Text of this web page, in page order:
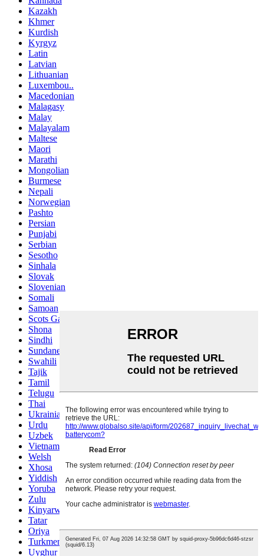
Kazakh
Khmer
Kurdish
Kyrgyz
Latin
Latvian
Lithuanian
Luxembou..
Macedonian
Malagasy
Malay
Malayalam
Maltese
Maori
Marathi
Mongolian
Burmese
Nepali
Norwegian
Pashto
Persian
Punjabi
Serbian
Sesotho
Sinhala
Slovak
Slovenian
Somali
Samoan
Scots Gaelic
Shona
Sindhi
Sundanese
Swahili
Tajik
Tamil
Telugu
Thai
Ukrainian
Urdu
Uzbek
Vietnamese
Welsh
Xhosa
Yiddish
Yoruba
Zulu
Kinyarwanda
Tatar
Oriya
Turkmen
Uyghur